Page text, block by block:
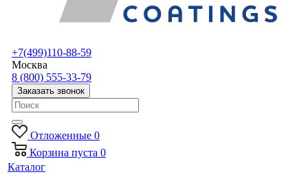
+7(499)110-88-59
Москва
8 (800) 555-33-79
Заказать звонок
Отложенные 0
Корзина пуста 0
Каталог